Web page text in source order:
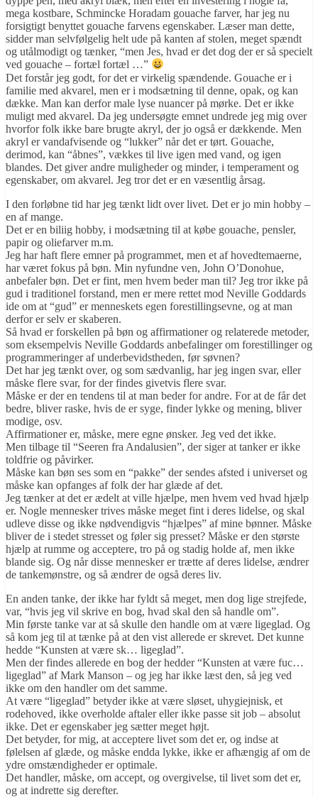
mega kostbare, Schmincke Horadam gouache farver, har jeg nu
forsigtigt benyttet gouache farvens egenskaber. Læser man dette,
sidder man selvfølgelig helt ude på kanten af stolen, meget spændt
og utålmodigt og tænker, “men Jes, hvad er det dog der er så specielt
ved gouache – fortæl fortæl …”
Det forstår jeg godt, for det er virkelig spændende. Gouache er i
familie med akvarel, men er i modsætning til denne, opak, og kan
dække. Man kan derfor male lyse nuancer på mørke. Det er ikke
muligt med akvarel. Da jeg undersøgte emnet undrede jeg mig over
hvorfor folk ikke bare brugte akryl, der jo også er dækkende. Men
akryl er vandafvisende og “lukker” når det er tørt. Gouache,
derimod, kan “åbnes”, vækkes til live igen med vand, og igen
blandes. Det giver andre muligheder og minder, i temperament og
egenskaber, om akvarel. Jeg tror det er en væsentlig årsag.
I den forløbne tid har jeg tænkt lidt over livet. Det er jo min hobby –
en af mange.
Det er en biliig hobby, i modsætning til at købe gouache, pensler,
papir og oliefarver m.m.
Jeg har haft flere emner på programmet, men et af hovedtemaerne,
har været fokus på bøn. Min nyfundne ven, John O’Donohue,
anbefaler bøn. Det er fint, men hvem beder man til? Jeg tror ikke på
gud i traditionel forstand, men er mere rettet mod Neville Goddards
ide om at “gud” er menneskets egen forestillingsevne, og at man
derfor er selv er skaberen.
Så hvad er forskellen på bøn og affirmationer og relaterede metoder,
som eksempelvis Neville Goddards anbefalinger om forestillinger og
programmeringer af underbevidstheden, før søvnen?
Det har jeg tænkt over, og som sædvanlig, har jeg ingen svar, eller
måske flere svar, for der findes givetvis flere svar.
Måske er der en tendens til at man beder for andre. For at de får det
bedre, bliver raske, hvis de er syge, finder lykke og mening, bliver
modige, osv.
Affirmationer er, måske, mere egne ønsker. Jeg ved det ikke.
Men tilbage til “Seeren fra Andalusien”, der siger at tanker er ikke
toldfrie og påvirker.
Måske kan bøn ses som en “pakke” der sendes afsted i universet og
måske kan opfanges af folk der har glæde af det.
Jeg tænker at det er ædelt at ville hjælpe, men hvem ved hvad hjælp
er. Nogle mennesker trives måske meget fint i deres lidelse, og skal
udleve disse og ikke nødvendigvis “hjælpes” af mine bønner. Måske
bliver de i stedet stresset og føler sig presset? Måske er den største
hjælp at rumme og acceptere, tro på og stadig holde af, men ikke
blande sig. Og når disse mennesker er trætte af deres lidelse, ændrer
de tankemønstre, og så ændrer de også deres liv.
En anden tanke, der ikke har fyldt så meget, men dog lige strejfede,
var, “hvis jeg vil skrive en bog, hvad skal den så handle om”.
Min første tanke var at så skulle den handle om at være ligeglad. Og
så kom jeg til at tænke på at den vist allerede er skrevet. Det kunne
hedde “Kunsten at være sk… ligeglad”.
Men der findes allerede en bog der hedder “Kunsten at være fuc…
ligeglad” af Mark Manson – og jeg har ikke læst den, så jeg ved
ikke om den handler om det samme.
At være “ligeglad” betyder ikke at være sløset, uhygiejnisk, et
rodehoved, ikke overholde aftaler eller ikke passe sit job – absolut
ikke. Det er egenskaber jeg sætter meget højt.
Det betyder, for mig, at acceptere livet som det er, og indse at
følelsen af glæde, og måske endda lykke, ikke er afhængig af om de
ydre omstændigheder er optimale.
Det handler, måske, om accept, og overgivelse, til livet som det er,
og at indrette sig derefter.